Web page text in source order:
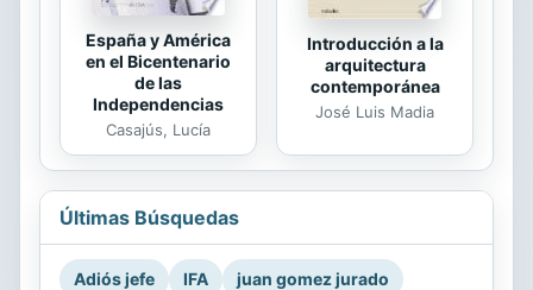
España y América
en el Bicentenario
de las
Independencias
Casajús, Lucía
Introducción a la
arquitectura
contemporánea
José Luis Madia
Últimas Búsquedas
Adiós jefe IFA
juan gomez jurado